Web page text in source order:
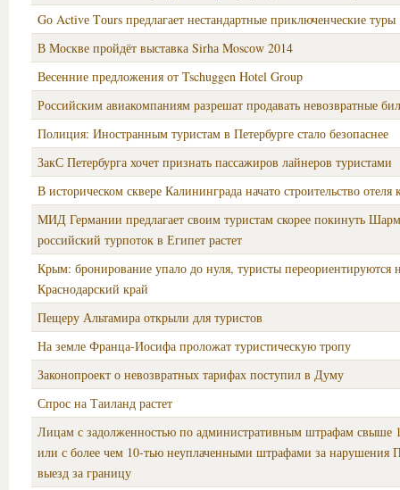
Gо Activе Tоurs предлагает нестандартные приключенческие туры
В Москве пройдёт выставка Sirhа Moscоw 2014
Весенние предложения от Tschuggen Hotel Group
Российским авиакомпаниям разрешат продавать невозвратные
Полиция: Иностранным туристам в Петербурге стало безопаснее
ЗакС Петербурга хочет признать пассажиров лайнеров туристами
В историческом сквере Калининграда начато строительство
МИД Германии предлагает своим туристам скорее покинуть
российский турпоток в Египет растет
Крым: бронирование упало до нуля, туристы переориентируются
Краснодарский край
Пещеру Альтамира открыли для туристов
На земле Франца-Иосифа проложат туристическую тропу
Законопроект о невозвратных тарифах поступил в Думу
Спрос на Таиланд растет
Лицам с задолженностью по административным штрафам свыше
или с более чем 10-тью неуплаченными штрафами за нарушения
выезд за границу